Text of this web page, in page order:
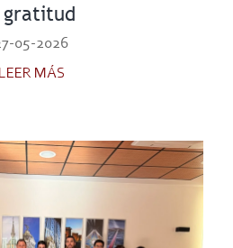
05-2026
LEER MÁS